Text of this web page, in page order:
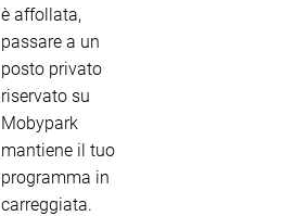
è affollata,
passare a un
posto privato
riservato su
Mobypark
mantiene il tuo
programma in
carreggiata.